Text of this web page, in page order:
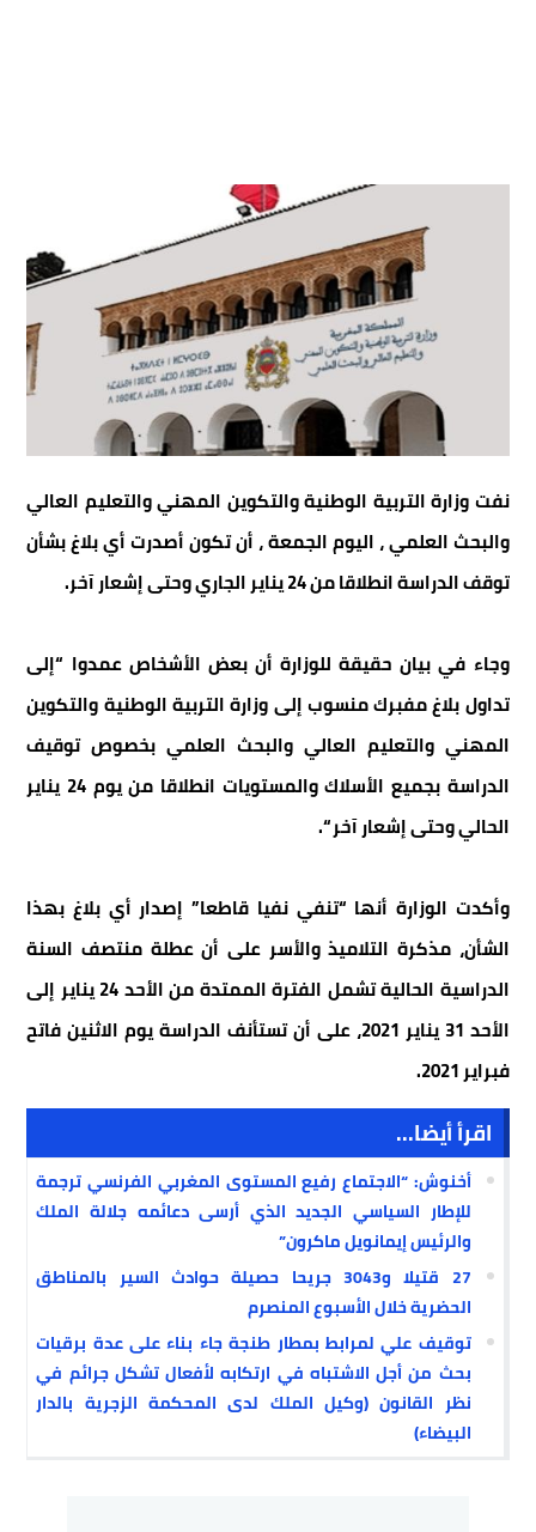
نفت وزارة التربية الوطنية والتكوين المهني والتعليم العالي
والبحث العلمي ، اليوم الجمعة ، أن تكون أصدرت أي بلاغ بشأن
توقف الدراسة انطلاقا من 24 يناير الجاري وحتى إشعار آخر.
وجاء في بيان حقيقة للوزارة أن بعض الأشخاص عمدوا “إلى
تداول بلاغ مفبرك منسوب إلى وزارة التربية الوطنية والتكوين
المهني والتعليم العالي والبحث العلمي بخصوص توقيف
الدراسة بجميع الأسلاك والمستويات انطلاقا من يوم 24 يناير
الحالي وحتى إشعار آخر “.
وأكدت الوزارة أنها “تنفي نفيا قاطعا” إصدار أي بلاغ بهذا
الشأن، مذكرة التلاميذ والأسر على أن عطلة منتصف السنة
الدراسية الحالية تشمل الفترة الممتدة من الأحد 24 يناير إلى
الأحد 31 يناير 2021، على أن تستأنف الدراسة يوم الاثنين فاتح
فبراير 2021.
اقرأ أيضا...
أخنوش: “الاجتماع رفيع المستوى المغربي الفرنسي ترجمة
للإطار السياسي الجديد الذي أرسى دعائمه جلالة الملك
والرئيس إيمانويل ماكرون”
27 قتيلا و3043 جريحا حصيلة حوادث السير بالمناطق
الحضرية خلال الأسبوع المنصرم
توقيف علي لمرابط بمطار طنجة جاء بناء على عدة برقيات
بحث من أجل الاشتباه في ارتكابه لأفعال تشكل جرائم في
نظر القانون (وكيل الملك لدى المحكمة الزجرية بالدار
البيضاء)